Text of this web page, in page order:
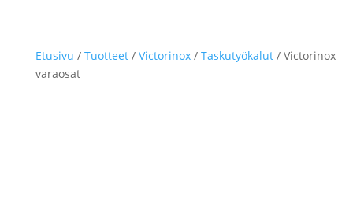
Etusivu / Tuotteet/ Victorinox/ Taskutyökalut/ Victorinox
varaosat